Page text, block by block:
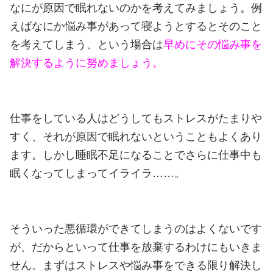
なにが原因で眠れないのかを考えてみましょう。 例
えばなにか悩み事があって寝ようとするとそのこと
を考えてしまう、という場合は早めにその悩み事を
解決するように努めましょう。
仕事をしている人はどうしてもストレスがたまりや
すく、それが原因で眠れないということもよくあり
ます。
しかし睡眠不足になることでさらに仕事中も
眠くなってしまってイライラ……。
そういった悪循環ができてしまうのはよくないです
が、だからといって仕事を放棄するわけにもいきま
せん。ま ずはストレスや悩み事をできる限り解決し